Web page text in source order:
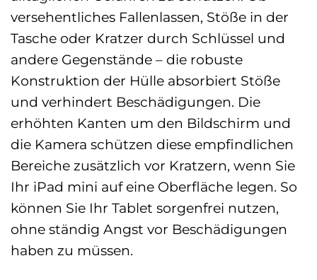
versehentliches Fallenlassen, Stöße in der
Tasche oder Kratzer durch Schlüssel und
andere Gegenstände – die robuste
Konstruktion der Hülle absorbiert Stöße
und verhindert Beschädigungen. Die
erhöhten Kanten um den Bildschirm und
die Kamera schützen diese empfindlichen
Bereiche zusätzlich vor Kratzern, wenn Sie
Ihr iPad mini auf eine Oberfläche legen. So
können Sie Ihr Tablet sorgenfrei nutzen,
ohne ständig Angst vor Beschädigungen
haben zu müssen.